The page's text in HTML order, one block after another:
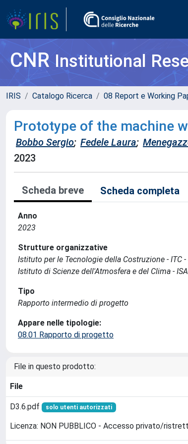
CNRInstitutional
IRIS Catalogo Ricerca 08 Report e Working
Prototype of the machine
Bobbo Sergio; Fedele Laura;
2023
Scheda breve Scheda completa
Anno
2023
Strutture organizzative
Istituto per le Tecnologie della Costruzione - ITC
Istituto di Scienze dell'Atmosfera e del Clima -
Tipo
Rapporto intermedio di progetto
Appare nelle tipologie:
08.01 Rapporto di progetto
File in questo prodotto:
File
D3.6.pdf solo utenti autorizzati
Licenza: NON PUBBLICO - Accesso privato/